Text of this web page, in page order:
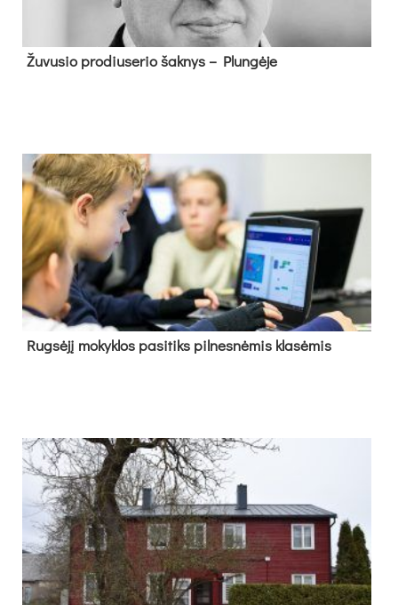
Žu­vu­sio pro­diu­se­rio šak­nys – Plun­gė­je
Rug­sė­jį mo­kyk­los pa­si­tiks pil­nes­nė­mis kla­sė­mis